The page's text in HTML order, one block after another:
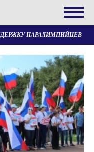
ПАРАЛИМПИЙЦЕВ